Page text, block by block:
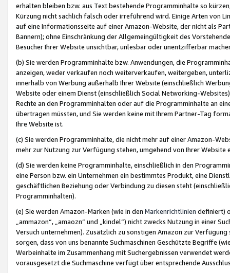
erhalten bleiben bzw. aus Text bestehende Programminhalte so
Kürzung nicht sachlich falsch oder irreführend wird. Einige Arten von
auf eine Informationsseite auf einer Amazon-Website, der nicht als
Bannern); ohne Einschränkung der Allgemeingültigkeit des
Besucher Ihrer Website unsichtbar, unlesbar oder unentzifferbar
(b) Sie werden Programminhalte bzw. Anwendungen, die
anzeigen, weder verkaufen noch weiterverkaufen, weitergeben,
innerhalb von Werbung außerhalb Ihrer Website (einschließlich
Website oder einem Dienst (einschließlich Social Networking-
Rechte an den Programminhalten oder auf die Programminhalte an
übertragen müssten, und Sie werden keine mit Ihrem Partner-Tag
Ihre Website ist.
(c) Sie werden Programminhalte, die nicht mehr auf einer Amazon-
mehr zur Nutzung zur Verfügung stehen, umgehend von Ihrer
(d) Sie werden keine Programminhalte, einschließlich in den
eine Person bzw. ein Unternehmen ein bestimmtes Produkt, eine
geschäftlichen Beziehung oder Verbindung zu diesen steht
Programminhalten).
(e) Sie werden Amazon-Marken (wie in den Markenrichtlinien definiert)
„ammazon“, „amaozn“ und „kindel“) nicht zwecks Nutzung in einer
Versuch unternehmen). Zusätzlich zu sonstigen Amazon zur
sorgen, dass von uns benannte Suchmaschinen Geschützte Begriffe
Werbeinhalte im Zusammenhang mit Suchergebnissen verwendet
vorausgesetzt die Suchmaschine verfügt über entsprechende